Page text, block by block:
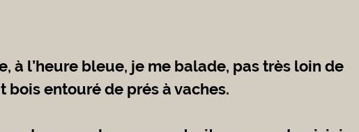
bois entouré de prés à vaches.